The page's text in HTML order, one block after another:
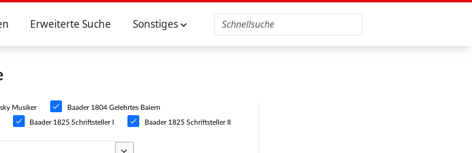
Erweiterte Suche Sonstiges
Musiker Baader 1804 Gelehrtes Baiern
Baader 1825 Schriftsteller I Baader 1825 Schriftsteller II